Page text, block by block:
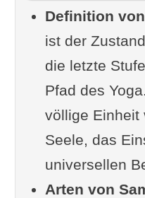
von
Die Ernte
Umfrage:
meditieren?
Samadhi
Erweiterte
Samadhi
Samprajnata
Definition
ist der
die letzte
Pfad des
völlige Einheit
Seele, das
universellen
Arten von